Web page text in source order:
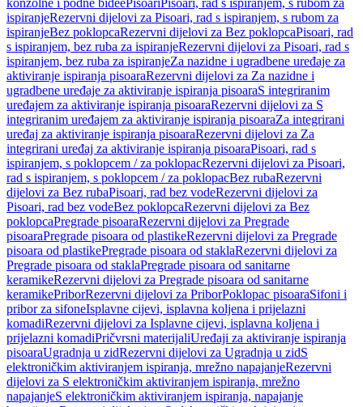
konzolne i podne bideePisoariPisoari, rad s ispiranjem, s rubom za
ispiranjeRezervni dijelovi za Pisoari, rad s ispiranjem, s rubom za
ispiranjeBez poklopcaRezervni dijelovi za Bez poklopcaPisoari, rad
s ispiranjem, bez ruba za ispiranjeRezervni dijelovi za Pisoari, rad s
ispiranjem, bez ruba za ispiranjeZa nazidne i ugradbene uređaje za
aktiviranje ispiranja pisoaraRezervni dijelovi za Za nazidne i
ugradbene uređaje za aktiviranje ispiranja pisoaraS integriranim
uređajem za aktiviranje ispiranja pisoaraRezervni dijelovi za S
integriranim uređajem za aktiviranje ispiranja pisoaraZa integrirani
uređaj za aktiviranje ispiranja pisoaraRezervni dijelovi za Za
integrirani uređaj za aktiviranje ispiranja pisoaraPisoari, rad s
ispiranjem, s poklopcem / za poklopacRezervni dijelovi za Pisoari,
rad s ispiranjem, s poklopcem / za poklopacBez rubaRezervni
dijelovi za Bez rubaPisoari, rad bez vodeRezervni dijelovi za
Pisoari, rad bez vodeBez poklopcaRezervni dijelovi za Bez
poklopcaPregrade pisoaraRezervni dijelovi za Pregrade
pisoaraPregrade pisoara od plastikeRezervni dijelovi za Pregrade
pisoara od plastikePregrade pisoara od staklaRezervni dijelovi za
Pregrade pisoara od staklaPregrade pisoara od sanitarne
keramikeRezervni dijelovi za Pregrade pisoara od sanitarne
keramikePriborRezervni dijelovi za PriborPoklopac pisoaraSifoni i
pribor za sifoneIsplavne cijevi, isplavna koljena i prijelazni
komadiRezervni dijelovi za Isplavne cijevi, isplavna koljena i
prijelazni komadiPričvrsni materijaliUređaji za aktiviranje ispiranja
pisoaraUgradnja u zidRezervni dijelovi za Ugradnja u zidS
elektroničkim aktiviranjem ispiranja, mrežno napajanjeRezervni
dijelovi za S elektroničkim aktiviranjem ispiranja, mrežno
napajanjeS elektroničkim aktiviranjem ispiranja, napajanje